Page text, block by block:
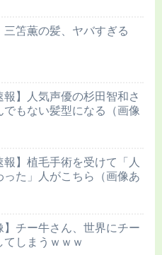
三笘薫の髪、ヤバすぎる
報】人気声優の杉田智和さ
でもない髪型になる（画像
報】植毛手術を受けて「人
った」人がこちら（画像あ
】チー牛さん、世界にチー
てしまうｗｗｗ